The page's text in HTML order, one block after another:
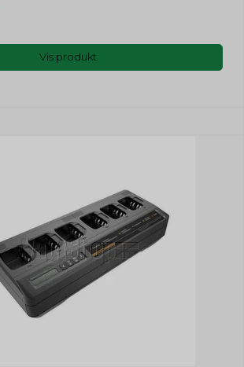
Vis produkt